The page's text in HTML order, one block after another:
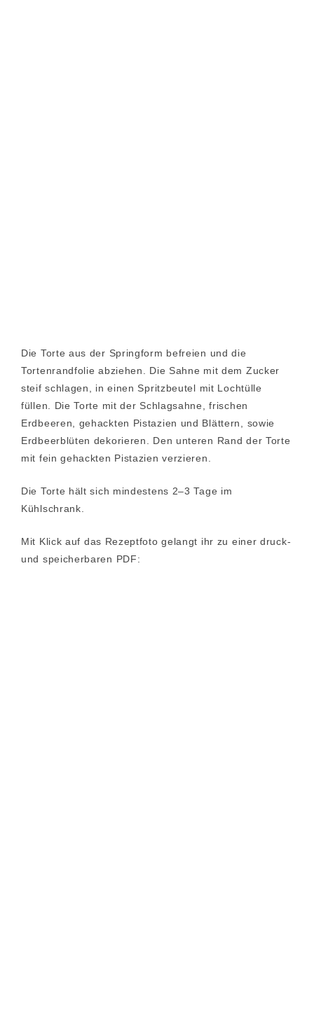
Die Torte aus der Springform befreien und die
Tortenrandfolie abziehen. Die Sahne mit dem Zucker
steif schlagen, in einen Spritzbeutel mit Lochtülle
füllen. Die Torte mit der Schlagsahne, frischen
Erdbeeren, gehackten Pistazien und Blättern, sowie
Erdbeerblüten dekorieren. Den unteren Rand der Torte
mit fein gehackten Pistazien verzieren.
Die Torte hält sich mindestens 2–3 Tage im
Kühlschrank.
Mit Klick auf das Rezeptfoto gelangt ihr zu einer druck-
und speicherbaren PDF: